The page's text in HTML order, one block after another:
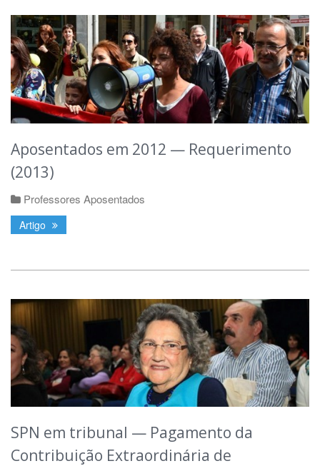
Aposentados em 2012 — Requerimento
(2013)
Professores Aposentados
Artigo
SPN em tribunal — Pagamento da
Contribuição Extraordinária de